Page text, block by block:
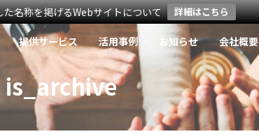
名称を掲げるWebサイトについて 詳細はこちら
提供サービス 活用事例 お知らせ 会社概要
is_archive